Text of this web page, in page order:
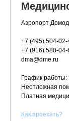
Аэропорт
+7 (495) 504-02-
+7 (916) 580-04-
dma@dme.ru
График работы:
Неотложная
Платная
Как проехать?